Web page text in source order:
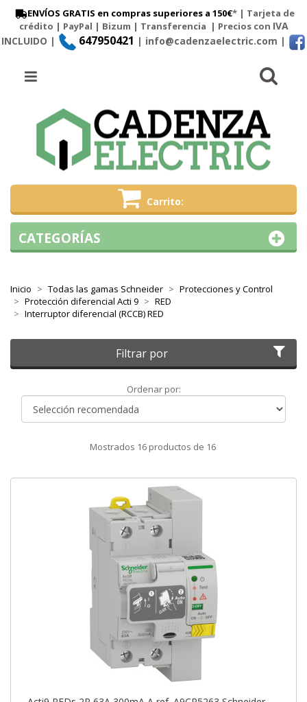
ENVÍOS GRATIS en compras superiores a 150€* | Tarjeta de
crédito | PayPal | Bizum | Transferencia | Precios con IVA
INCLUIDO |
647950421 | info@cadenzaelectric.com |
Carrito
Menú
Inicio Todas las gamas Schneider
Protecciones y Control
Protección diferencial Acti 9
RED
Interruptor diferencial (RCCB) RED
Filtrar por
Ordenar por:Ordenar
Mostrados 16productos de 16
CATEGORÍAS